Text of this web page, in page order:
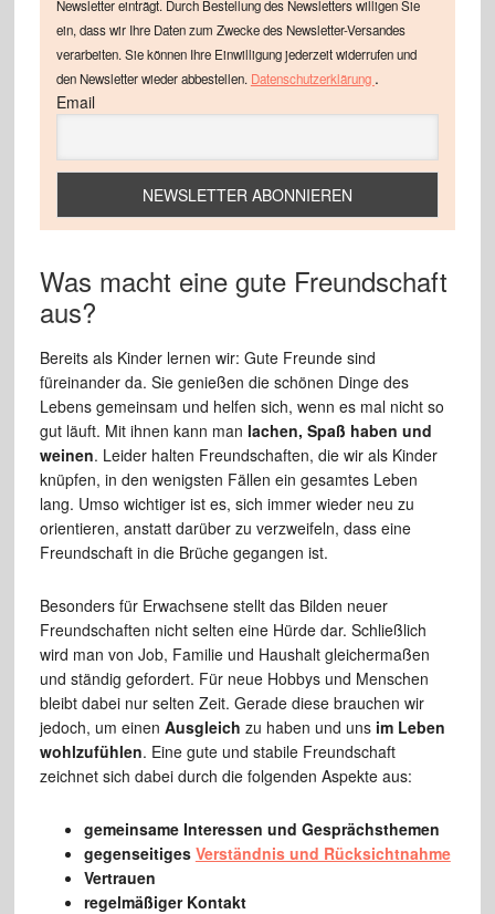
Newsletter einträgt. Durch Bestellung des Newsletters willigen Sie
ein, dass wir Ihre Daten zum Zwecke des Newsletter-Versandes
verarbeiten. Sie können Ihre Einwilligung jederzeit widerrufen und
den Newsletter wieder abbestellen. Datenschutzerklärung .
Email
Was macht eine gute Freundschaft
aus?
Bereits als Kinder lernen wir: Gute Freunde sind
füreinander da. Sie genießen die schönen Dinge des
Lebens gemeinsam und helfen sich, wenn es mal nicht so
gut läuft. Mit ihnen kann man lachen, Spaß haben und
weinen. Leider halten Freundschaften, die wir als Kinder
knüpfen, in den wenigsten Fällen ein gesamtes Leben
lang. Umso wichtiger ist es, sich immer wieder neu zu
orientieren, anstatt darüber zu verzweifeln, dass eine
Freundschaft in die Brüche gegangen ist.
Besonders für Erwachsene stellt das Bilden neuer
Freundschaften nicht selten eine Hürde dar. Schließlich
wird man von Job, Familie und Haushalt gleichermaßen
und ständig gefordert. Für neue Hobbys und Menschen
bleibt dabei nur selten Zeit. Gerade diese brauchen wir
jedoch, um einen Ausgleich zu haben und uns im Leben
wohlzufühlen. Eine gute und stabile Freundschaft
zeichnet sich dabei durch die folgenden Aspekte aus:
gemeinsame Interessen und Gesprächsthemen
gegenseitiges Verständnis und Rücksichtnahme
Vertrauen
regelmäßiger Kontakt